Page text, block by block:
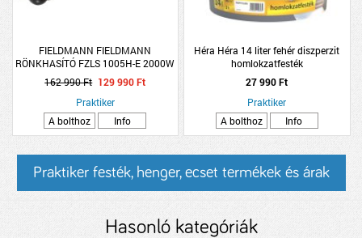
FIELDMANN FIELDMANN
RÖNKHASÍTÓ FZLS 1005H-E 2000W
ELEKTROMOS
162 990 Ft 129 990 Ft
Praktiker
A bolthoz
Info
Héra Héra 14 liter fehér diszperzit
homlokzatfesték
27 990 Ft
Praktiker
A bolthoz
Info
Praktiker festék, henger, ecset termékek és árak
Hasonló kategóriák